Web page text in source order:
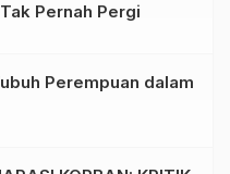
Pernah Pergi
Perempuan dalam